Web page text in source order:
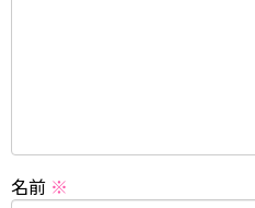
名前 ※